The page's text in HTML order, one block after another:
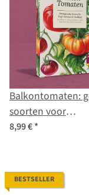
Balkontomaten:
soorten voor
stadstuiniers -
8,99 €*
BESTSELLER